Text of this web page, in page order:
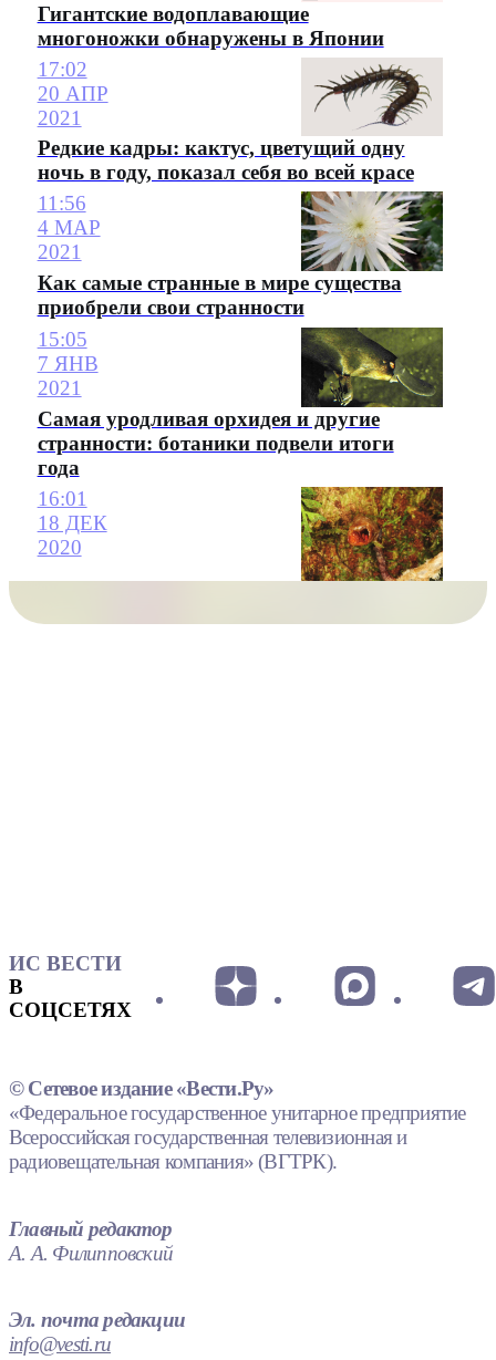
Гигантские водоплавающие
многоножки обнаружены в Японии
17:02
20 АПР
2021
Редкие кадры: кактус, цветущий одну
ночь в году, показал себя во всей красе
11:56
4 МАР
2021
Как самые странные в мире существа
приобрели свои странности
15:05
7 ЯНВ
2021
Самая уродливая орхидея и другие
странности: ботаники подвели итоги
года
16:01
18 ДЕК
2020
ИС ВЕСТИ
В
СОЦСЕТЯХ
© Сетевое издание «Вести.Ру»
«Федеральное государственное унитарное предприятие
Всероссийская государственная телевизионная и
радиовещательная компания» (ВГТРК).
Главный редактор
А. А. Филипповский
Эл. почта редакции
info@vesti.ru